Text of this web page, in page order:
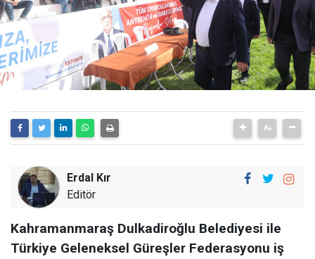
Erdal Kır
Editör
Kahramanmaraş Dulkadiroğlu Belediyesi ile
Türkiye Geleneksel Güreşler Federasyonu iş